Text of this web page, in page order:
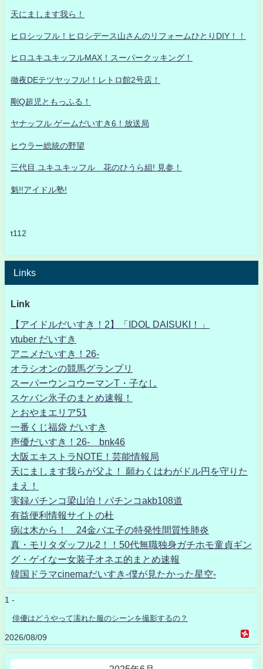
天にまします我ら！
ヒロシッフル！ヒロシデース山さんのリフォームひとりDIY！！
ヒロユキユキッフルMAX！スーパークッキング！
徹夜DEテツヤッフル!！レトロ館2号店！
剛Q超児ともっふる！
ヤナッフル ゲームだいすき6！放送局
ヒウラー総統の野望
三代目 ユキユキッフル 花のひうら組! 見参！
魁!!アイドル塾!
t112
Links
Link
【アイドルだいすき！2】「IDOL DAISUKI！」
vtuber だいすき
アニメだいすき！26-
オラシオンの競馬グランプリ
スーパーウンコウーマンT・子なし
スケバン氷子のまとめ速報！
とおやまエリア51
一番くじ福袋 だいすき
声優だいすき！26- bnk46
大阪エキストラNOTE！芸能情報局
天にまします我らが父よ！ 願わくはわがドル円を守りた
まえ！
実録パチンコ梁山泊！パチンコakb108道
有益便利情報サイトの杜
病は木から！ 24金バエ子の特発性間質性肺炎
真・モリタダッフル2！！50代無職独身ガチホモ童貞ギン
グ・ゲイなー女装子オネエ的まとめ速報
韓国ドラマcinemaだいすき-僕が見たかった星空-
1 -
俳優はどうやって濡れた服のシーンを撮影するの？
2026/08/09